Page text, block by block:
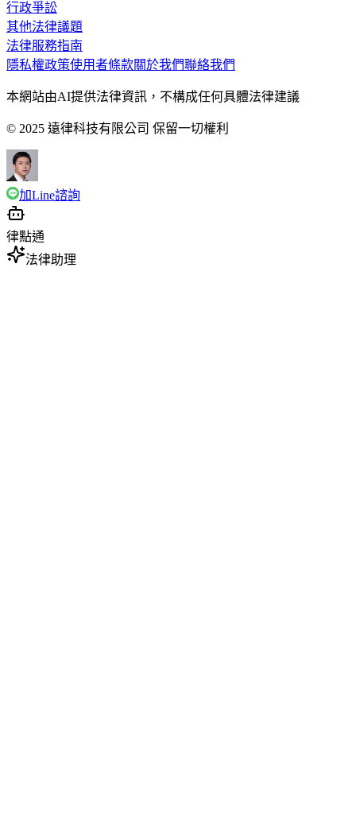
行政爭訟
其他法律議題
法律服務指南
隱私權政策使用者條款關於我們聯絡我們
本網站由AI提供法律資訊，不構成任何具體法律建議
© 2025 遠律科技有限公司 保留一切權利
加Line諮詢
律點通
法律助理